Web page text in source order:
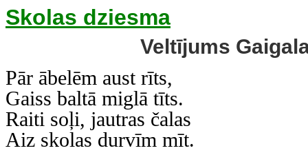
Skolas dziesma
Veltījums
Pār ābelēm aust rīts,
Gaiss baltā miglā tīts.
Raiti soļi, jautras čalas
Aiz skolas durvīm mīt.